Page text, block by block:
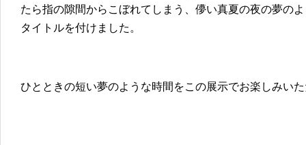
たら指の隙間からこぼれてしまう、儚い真夏の夜の夢の
タイトルを付けました。
ひとときの短い夢のような時間をこの展示でお楽しみい